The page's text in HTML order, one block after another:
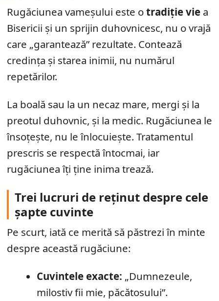
Rugăciunea vameșului este otradiție vie a
Bisericii și un sprijin duhovnicesc, nu o vrajă
care „garantează” rezultate. Contează
credința și starea inimii, nu numărul
repetărilor.
La boală sau la un necaz mare, mergi și la
preotul duhovnic, și la medic. Rugăciunea le
însoțește, nu le înlocuiește. Tratamentul
prescris se respectă întocmai, iar
rugăciunea îți ține inima trează.
Trei lucruri de reținut despre cele
șapte cuvinte
Pe scurt, iată ce merită să păstrezi în minte
despre această rugăciune:
Cuvintele exacte: „Dumnezeule,
milostiv fii mie, păcătosului”.